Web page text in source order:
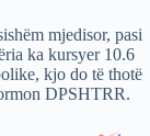
mjedisor, pasi
ka kursyer 10.6
kjo do të thotë
DPSHTRR.